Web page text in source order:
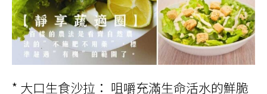
* 大口生食沙拉： 咀嚼充滿生命活水的鮮脆